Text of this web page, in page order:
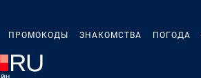
ПРОМОКОДЫ ЗНАКОМСТВА ПОГОДА